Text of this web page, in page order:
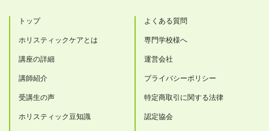
トップ
ホリスティックケアとは
講座の詳細
講師紹介
受講生の声
ホリスティック豆知識
よくある質問
専門学校様へ
運営会社
プライバシーポリシー
特定商取引に関する法律
認定協会